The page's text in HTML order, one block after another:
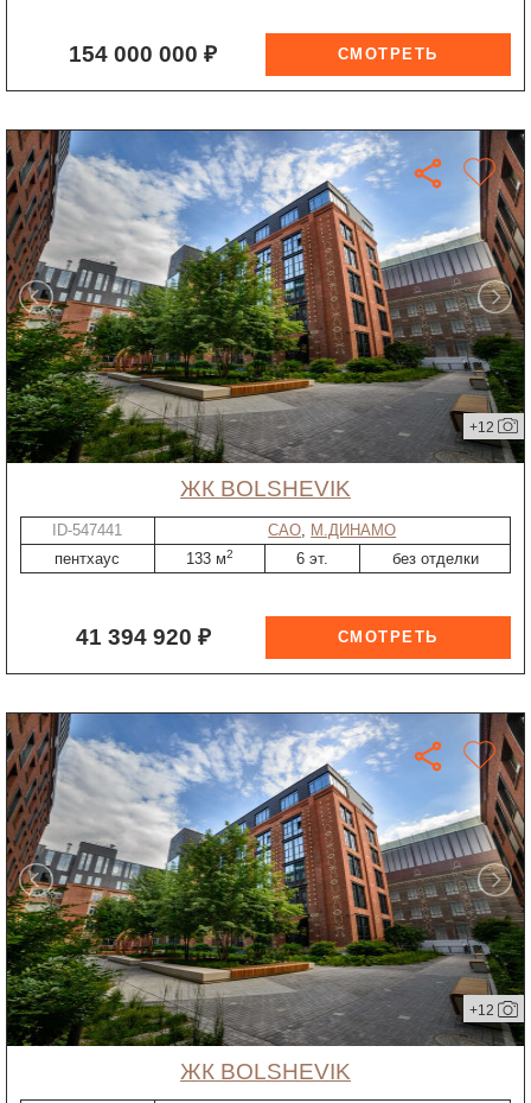
154 000 000 ₽
+12
ЖК BOLSHEVIK
ID-547441 САО, М.ДИНАМО
пентхаус
133 м2 6 эт. без отделки
41 394 920 ₽
+12
ЖК BOLSHEVIK